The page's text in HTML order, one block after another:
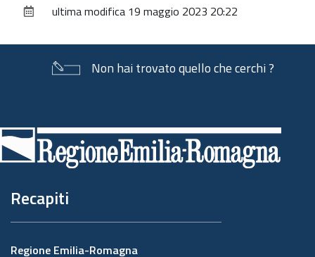
documentoultima modifica 19 maggio 2023 20:22
Non hai trovato quello che cerchi ?
di
pagina
Recapiti
Regione Emilia-Romagna